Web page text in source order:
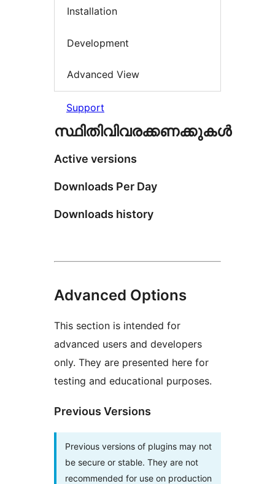
Installation
Development
Advanced View
Support
സ്ഥിതിവിവരക്കണക്കുകള്‍
Active versions
Downloads Per Day
Downloads history
Advanced Options
This section is intended for
advanced users and developers
only. They are presented here for
testing and educational purposes.
Previous Versions
Previous versions of plugins may not
be secure or stable. They are not
recommended for use on production